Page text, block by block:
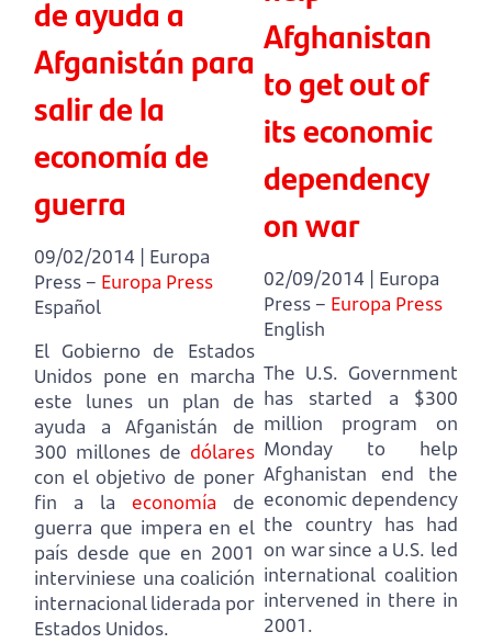
de ayuda a
Afganistán para
salir de la
economía de
guerra
09/02/2014 | Europa
Press – Europa Press
Español
El Gobierno de Estados
Unidos pone en marcha
este lunes un plan de
ayuda a Afganistán de
300 millones de dólares
con el objetivo de poner
fin
a la economía de
guerra que impera en el
país desde que en 2001
interviniese una coalición
internacional liderada por
Estados Unidos.
Afghanistan
to get out of
its economic
dependency
on war
02/09/2014 | Europa
Press – Europa Press
English
The U.S. Government
has started a $300
million program on
Monday to help
Afghanistan end
the
economic dependency
the country has had
on war since a U.S. led
international coalition
intervened in there in
2001.